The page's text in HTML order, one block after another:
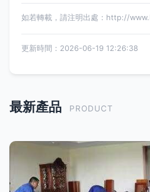
如若轉載，請注明出處：http://
更新時間：2026-06-19 12:26:38
最新產品 PRODUCT